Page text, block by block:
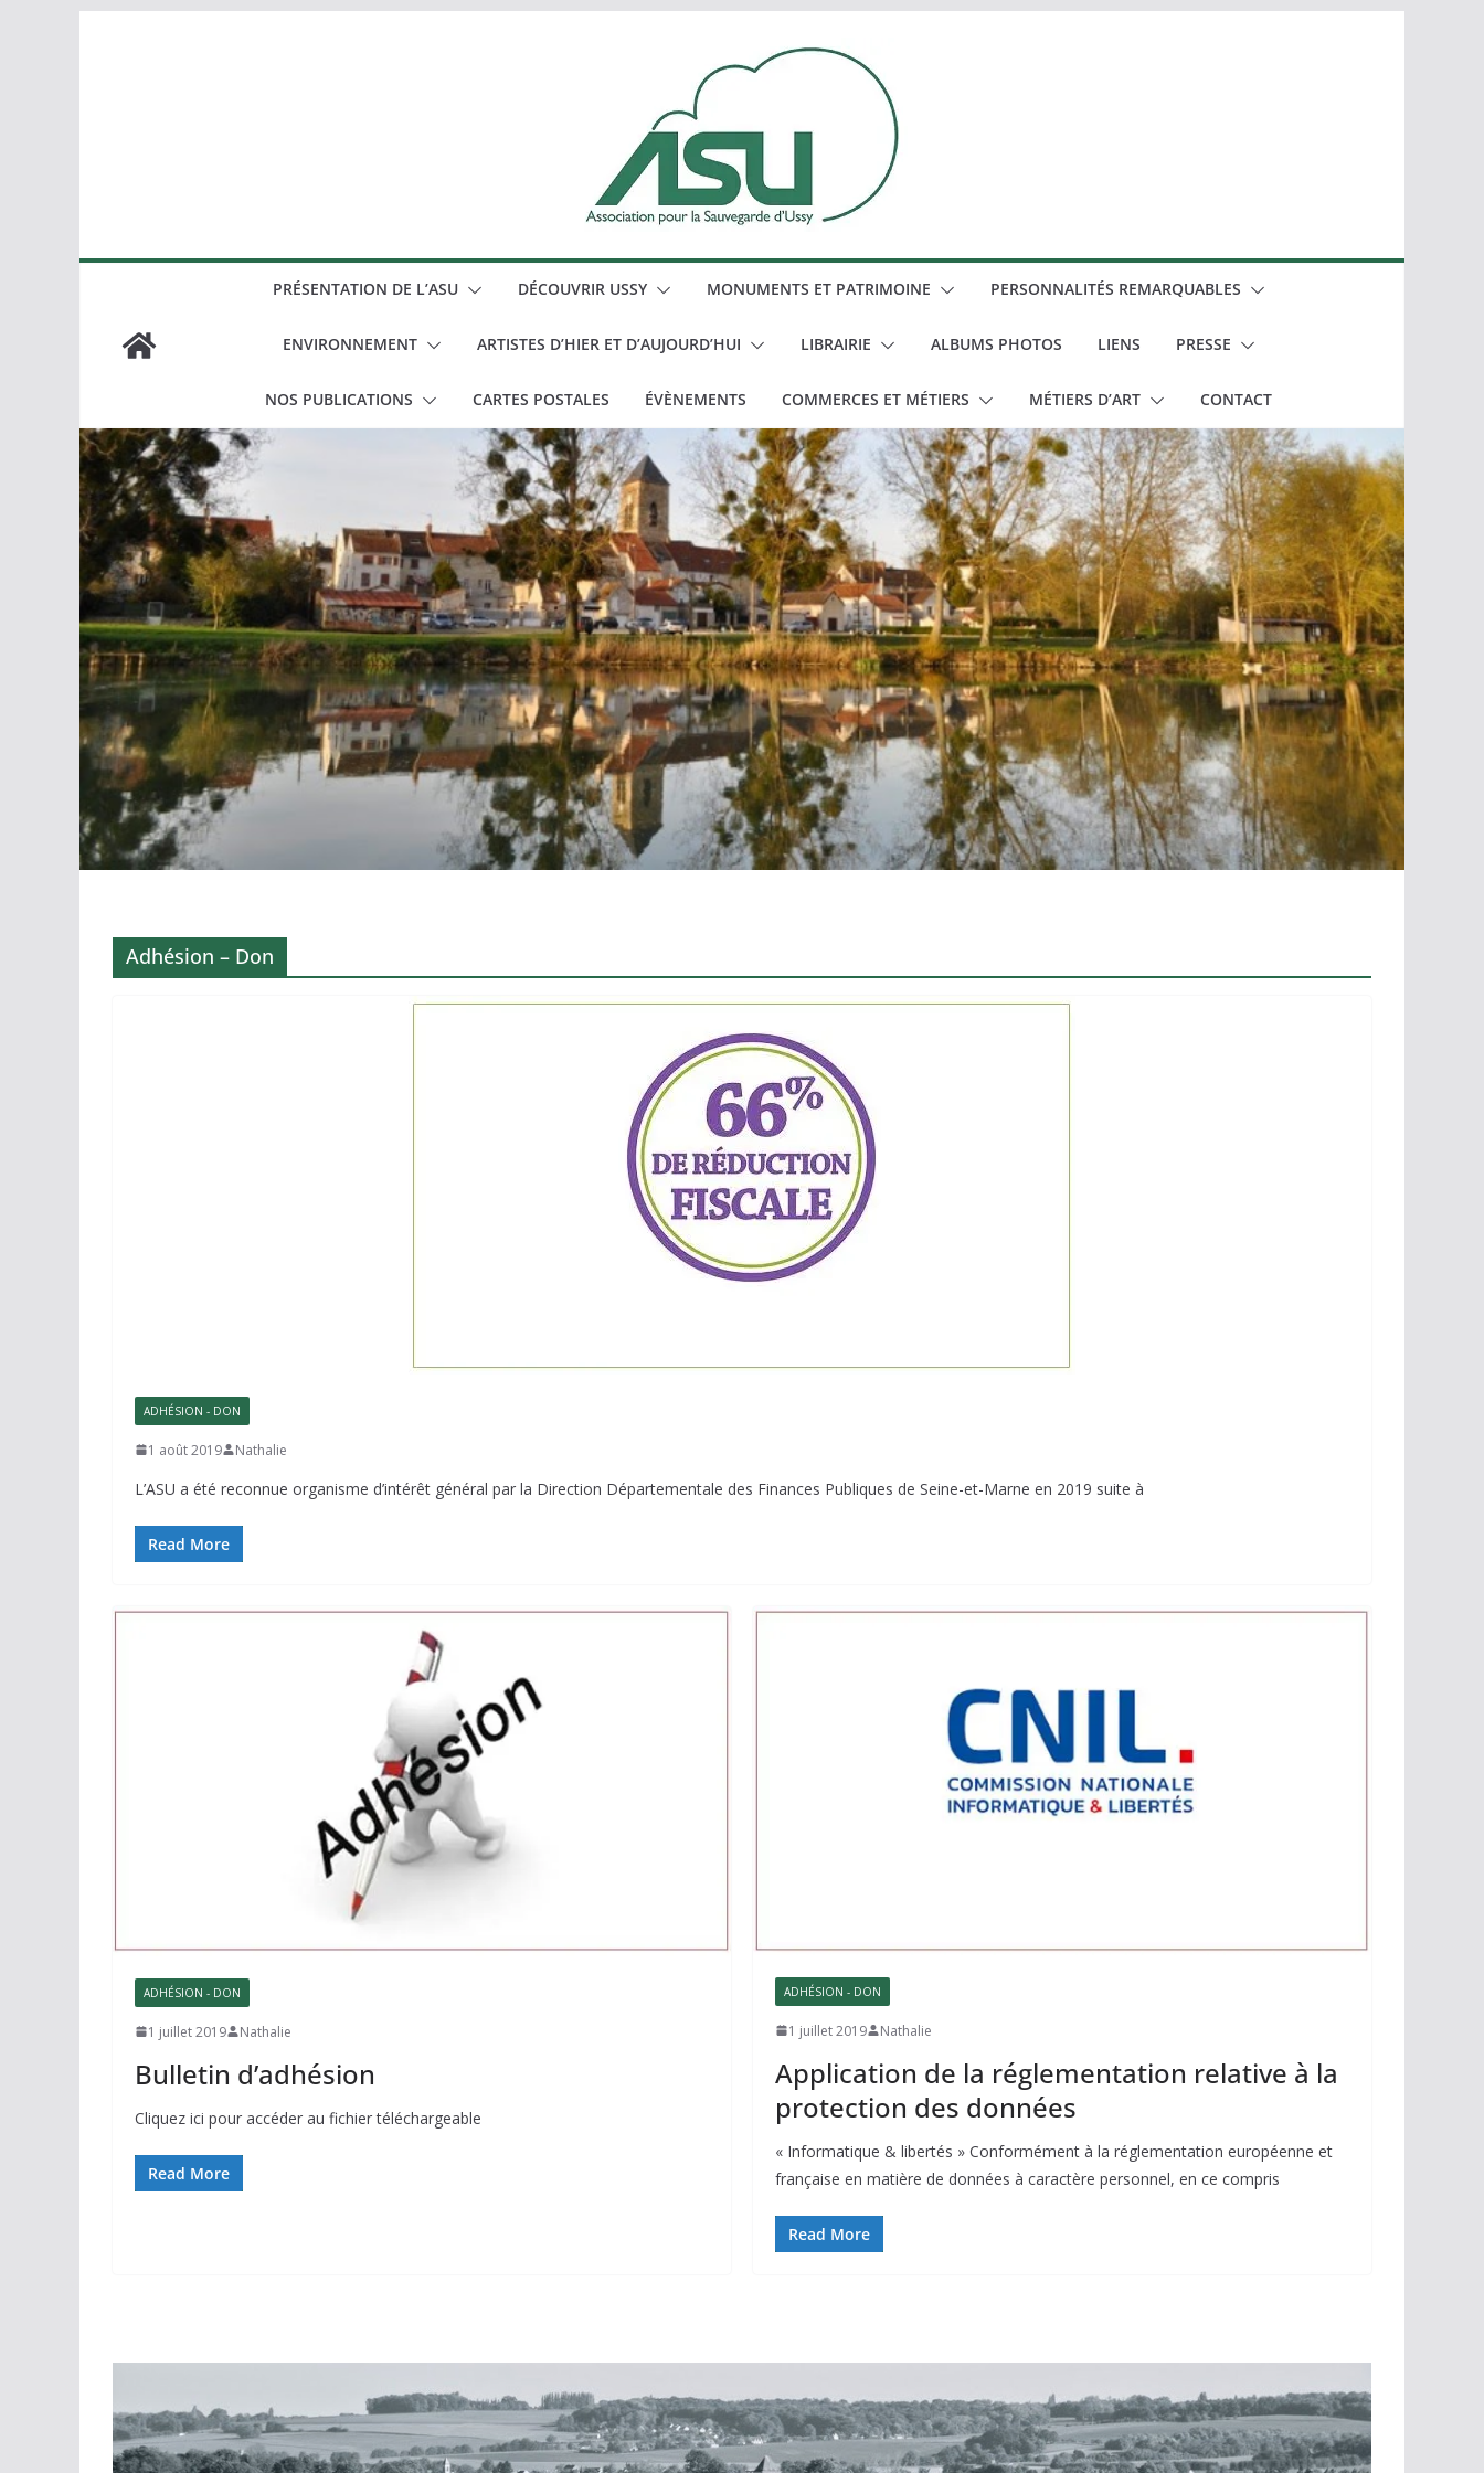
PRÉSENTATION DE L’ASU DÉCOUVRIR USSY MONUMENTS ET PATRIMOINE PERSONNALITÉS REMARQUABLES
ENVIRONNEMENT ARTISTES D’HIER ET D’AUJOURD’HUI LIBRAIRIE ALBUMS PHOTOS LIENS PRESSE
NOS PUBLICATIONS CARTES POSTALES ÉVÈNEMENTS COMMERCES ET MÉTIERS MÉTIERS D’ART CONTACT
Adhésion – Don
ADHÉSION - DON
1 août 2019 Nathalie
L’ASU a été reconnue organisme d’intérêt général par la Direction Départementale des Finances Publiques de Seine-et-Marne en 2019 suite à
Read More
ADHÉSION - DON
1 juillet 2019 Nathalie
Bulletin d’adhésion
Cliquez ici pour accéder au fichier téléchargeable
Read More
ADHÉSION - DON
1 juillet 2019 Nathalie
Application de la réglementation relative à la
protection des données
« Informatique & libertés » Conformément à la réglementation européenne et
française en matière de données à caractère personnel, en ce compris
Read More